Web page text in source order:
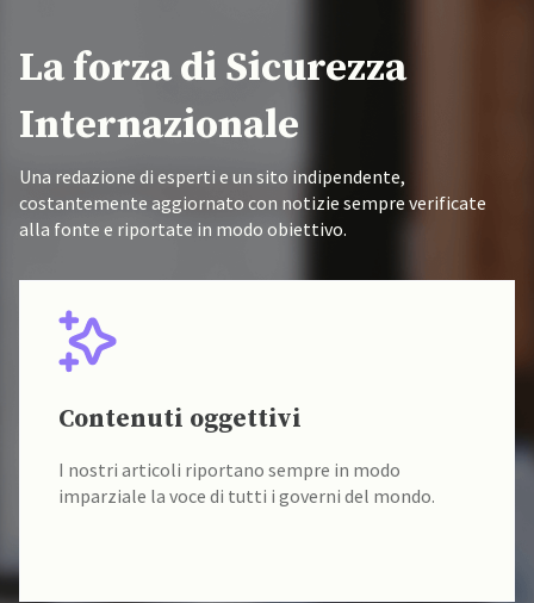
La forza di Sicurezza
Internazionale
Una redazione di esperti e un sito indipendente,
costantemente aggiornato con notizie sempre verificate
alla fonte e riportate in modo obiettivo.
Fonti verificate
I nostri contenuti sono sempre verificati alla fonte
da un team di accademici specializzati.